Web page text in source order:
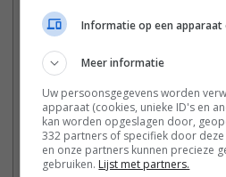
ze zacht zijn. Voeg de
kaneel en oregano toe. Laat
Maak de bechamelsaus:
voeg de bloem toe en roer
ontstaat. Voeg de melk
constant om klontjes te
Parmezaanse kaas en
Bak de aubergines: Verhit de
de aubergineplakken
Informatie op een
Meer informatie
Uw persoonsgegevens worden
apparaat (cookies, unieke ID's en
kan worden opgeslagen door,
332 partners of specifiek door
en onze partners kunnen precieze
gebruiken. Lijst met partners.